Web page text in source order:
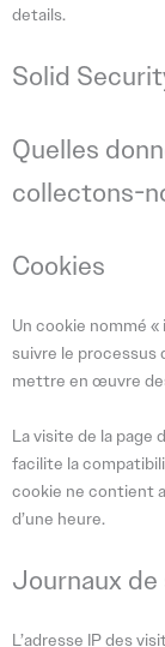
details.
Solid
Quelles
collectons-
Cookies
Un cookie nommé
suivre le processus
mettre en œuvre
La visite de la page
facilite la
cookie ne contient
d’une heure.
Journaux
L’adresse IP des